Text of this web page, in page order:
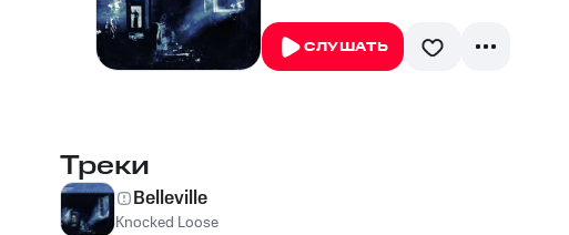
СЛУШАТЬ
Треки
Belleville
Knocked Loose